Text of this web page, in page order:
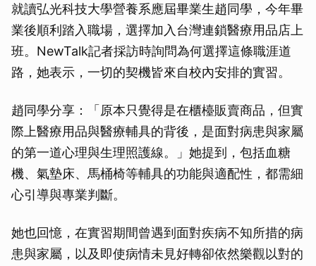
就讀弘光科技大學營養系應屆畢業生趙同學，今年畢
業後順利踏入職場，選擇加入台灣連鎖醫療用品店上
班。NewTalk記者採訪時詢問為何選擇這條職涯道
路，她表示，一切的契機皆來自校內安排的實習。
趙同學分享：「原本只覺得是在櫃檯販賣商品，但實
際上醫療用品與醫療輔具的背後，是面對病患與家屬
的第一道心理與生理照護線。」她提到，包括血糖
機、氣墊床、馬桶椅等輔具的功能與適配性，都需細
心引導與專業判斷。
她也回憶，在實習期間曾遇到面對疾病不知所措的病
患與家屬，以及即使病情未見好轉卻依然樂觀以對的